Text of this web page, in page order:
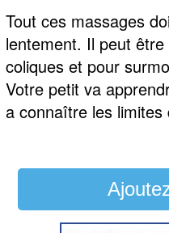
Tout ces massages
lentement. Il peut
coliques et pour
Votre petit va
a connaître les limites